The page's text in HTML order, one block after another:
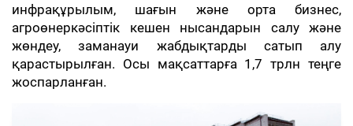
инфрақұрылым, шағын және орта бизнес,
агроөнеркәсіптік кешен нысандарын салу және
жөндеу, заманауи жабдықтарды сатып алу
қарастырылған. Осы мақсаттарға 1,7 трлн теңге
жоспарланған.